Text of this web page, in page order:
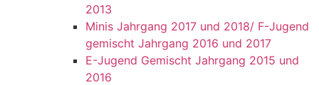
2013
Minis Jahrgang 2017 und 2018/ F-Jugend
gemischt Jahrgang 2016 und 2017
E-Jugend Gemischt Jahrgang 2015 und
2016